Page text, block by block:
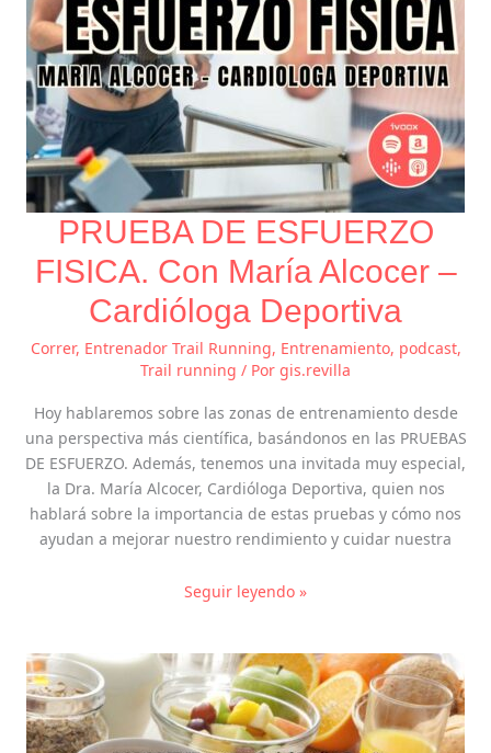
PRUEBA DE ESFUERZO
FISICA. Con María Alcocer –
Cardióloga Deportiva
Correr, Entrenador Trail Running, Entrenamiento, podcast,
Trail running / Por gis.revilla
Hoy hablaremos sobre las zonas de entrenamiento desde
una perspectiva más científica, basándonos en las PRUEBAS
DE ESFUERZO. Además, tenemos una invitada muy especial,
la Dra. María Alcocer, Cardióloga Deportiva, quien nos
hablará sobre la importancia de estas pruebas y cómo nos
ayudan a mejorar nuestro rendimiento y cuidar nuestra
Deportiva
Seguir leyendo »
DESAYUNOS
de
CAMPEON